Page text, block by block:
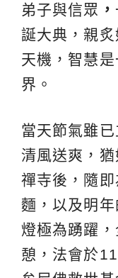
弟子與信眾 ，
誕大典，親
天機，智慧
界。
當天節氣雖
清風送爽，
禪寺後，隨
麵，以及明
燈極為踴躍
憩，法會於